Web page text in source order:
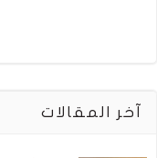
آخر المقالات